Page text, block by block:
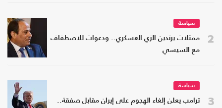
2
سياسة
ممثلات يرتدين الزي العسكري.. ودعوات للاصطفاف
مع السيسي
3
سياسة
ترامب يعلن إلغاء الهجوم على إيران مقابل صفقة..